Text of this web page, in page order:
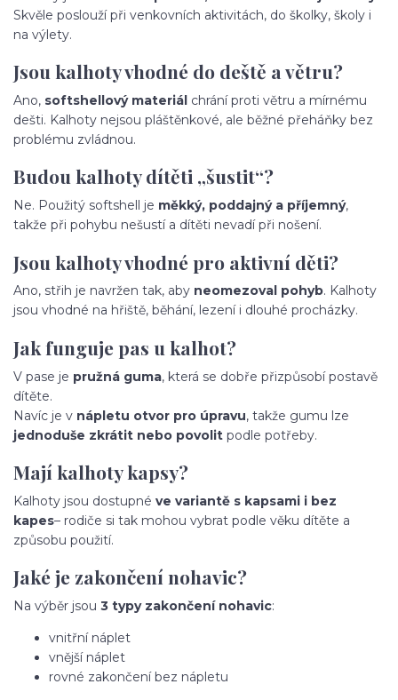
Skvěle poslouží při venkovních aktivitách, do školky, školy i
na výlety.
Jsou kalhoty vhodné do deště a větru?
Ano, softshellový materiál chrání proti větru a mírnému
dešti. Kalhoty nejsou pláštěnkové, ale běžné přeháňky bez
problému zvládnou.
Budou kalhoty dítěti „šustit“?
Ne. Použitý softshell je měkký, poddajný a příjemný,
takže při pohybu nešustí a dítěti nevadí při nošení.
Jsou kalhoty vhodné pro aktivní děti?
Ano, střih je navržen tak, aby neomezoval pohyb. Kalhoty
jsou vhodné na hřiště, běhání, lezení i dlouhé procházky.
Jak funguje pas u kalhot?
V pase je pružná guma, která se dobře přizpůsobí postavě
dítěte.
Navíc je v nápletu otvor pro úpravu, takže gumu lze
jednoduše zkrátit nebo povolit podle potřeby.
Mají kalhoty kapsy?
Kalhoty jsou dostupné ve variantě s kapsami i bez
kapes– rodiče si tak mohou vybrat podle věku dítěte a
způsobu použití.
Jaké je zakončení nohavic?
Na výběr jsou 3 typy zakončení nohavic:
vnitřní náplet
vnější náplet
rovné zakončení bez nápletu